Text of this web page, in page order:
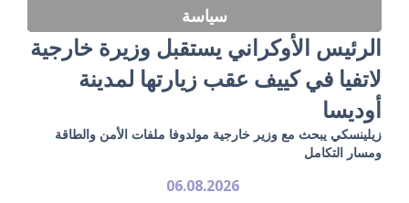
سياسة
الرئيس الأوكراني يستقبل وزيرة خارجية
لاتفيا في كييف عقب زيارتها لمدينة
أوديسا
زيلينسكي يبحث مع وزير خارجية مولدوفا ملفات الأمن والطاقة
ومسار التكامل
06.08.2026